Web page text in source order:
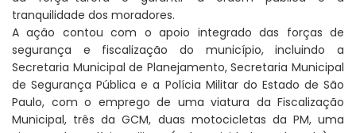
tranquilidade dos moradores.
A ação contou com o apoio integrado das forças de
segurança e fiscalização do município, incluindo a
Secretaria Municipal de Planejamento, Secretaria Municipal
de Segurança Pública e a Polícia Militar do Estado de São
Paulo, com o emprego de uma viatura da Fiscalização
Municipal, três da GCM, duas motocicletas da PM, uma